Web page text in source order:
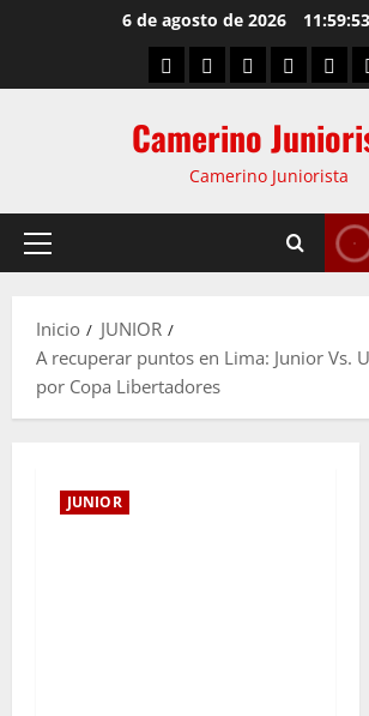
6 de agosto de 2026
Camerino
Camerino Juniorista
Inicio
JUNIOR
A recuperar puntos en Lima: Junior Vs.
por Copa Libertadores
JUNIOR